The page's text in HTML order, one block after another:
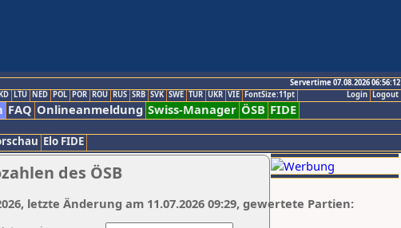
Servertime 07.08.2026 06:56:12
Logout
Login
LTU NED POL POR ROU RUS SRB SVK SWE TUR UKR VIE FontSize:11pt
FAQ Onlineanmeldung Swiss-Manager ÖSB FIDE
Elo FIDE
des ÖSB
letzte Änderung am 11.07.2026 09:29, gewertete Partien: